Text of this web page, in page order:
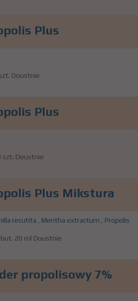
Plus
Doustnie
Plus
szt. Doustnie
Plus Mikstura
recutita Mentha extractum Propolis
20 ml Doustnie
propolisowy 7%